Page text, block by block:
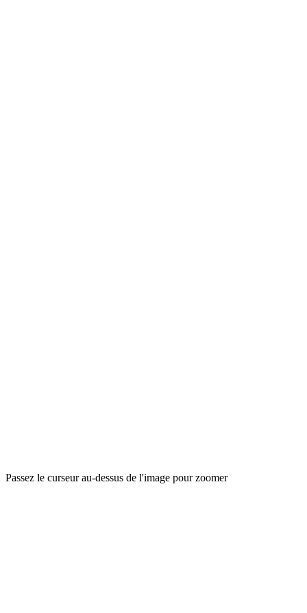
Passez le curseur au-dessus de l'image pour zoomer